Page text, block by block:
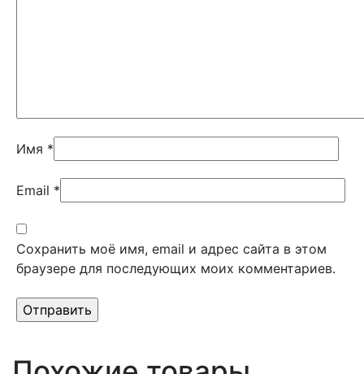
Имя *
Email *
Сохранить моё имя, email и адрес сайта в этом
браузере для последующих моих комментариев.